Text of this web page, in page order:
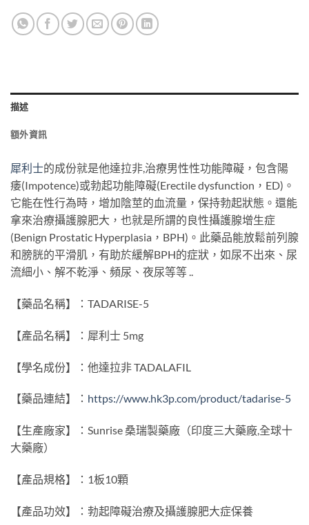
描述
額外資訊
犀利士的成份就是他達拉非,治療男性性功能障礙，包含陽
痿(Impotence)或勃起功能障礙(Erectile dysfunction，ED)。
它能在性行為時，增加陰莖的血流量，保持勃起狀態。還能
拿來治療攝護腺肥大，也就是所謂的良性攝護腺增生症
(Benign Prostatic Hyperplasia，BPH)。此藥品能放鬆前列腺
和膀胱的平滑肌，有助於緩解BPH的症狀，如尿不出來、尿
流細小、解不乾淨、頻尿、夜尿等等 ..
【藥品名稱】：TADARISE-5
【產品名稱】：犀利士 5mg
【學名成份】：他達拉非 TADALAFIL
【藥品連結】： https://www.hk3p.com/product/tadarise-5
【生產廠家】：Sunrise 桑瑞製藥廠（印度三大藥廠,全球十
大藥廠）
【產品規格】：1板10顆
【產品功效】：勃起障礙治療及攝護腺肥大症保養